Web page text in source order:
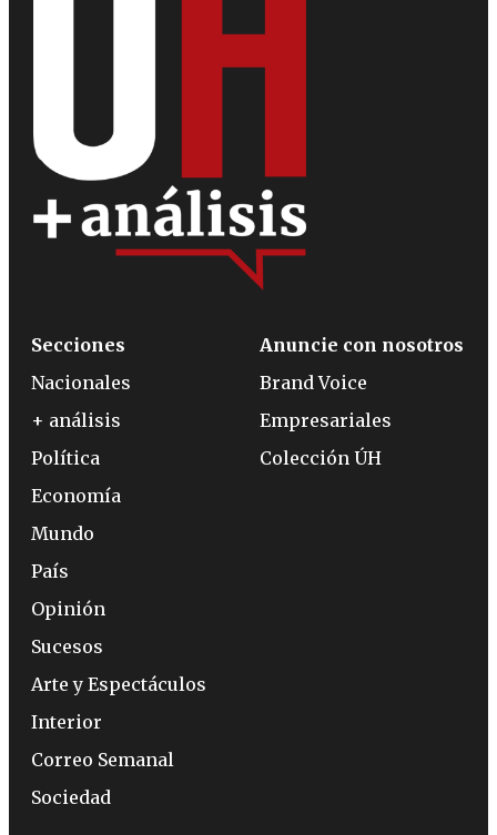
Secciones
Nacionales
+ análisis
Política
Economía
Mundo
País
Opinión
Sucesos
Arte y Espectáculos
Interior
Correo Semanal
Sociedad
Anuncie con nosotros
Brand Voice
Empresariales
Colección ÚH